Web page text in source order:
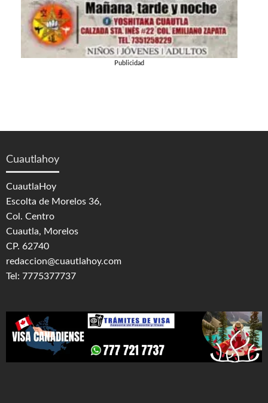
Publicidad
Cuautlahoy
CuautlaHoy
Escolta de Morelos 36,
Col. Centro
Cuautla, Morelos
CP. 62740
redaccion@cuautlahoy.com
Tel: 7775377737